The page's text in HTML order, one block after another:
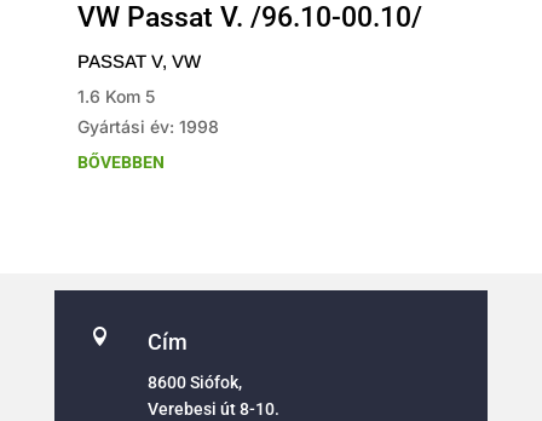
VW Passat V. /96.10-00.10/
PASSAT V, VW
1.6 Kom 5
Gyártási év: 1998
BŐVEBBEN
 Cím
8600 Siófok,
Verebesi út 8-10.